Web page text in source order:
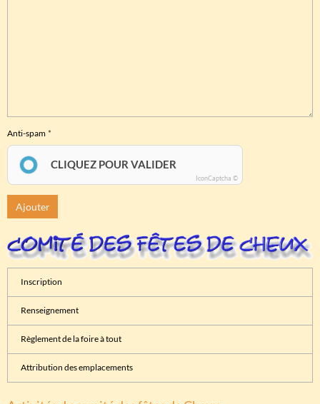
Anti-spam
CLIQUEZ POUR VALIDER
IconCaptcha ©
Ajouter
Inscription
Renseignement
Règlement de la foire à tout
Attribution des emplacements